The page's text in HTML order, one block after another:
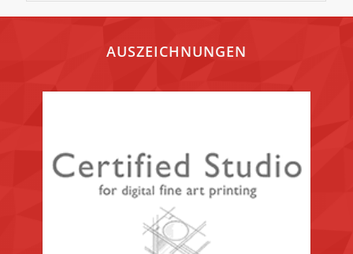
AUSZEICHNUNGEN